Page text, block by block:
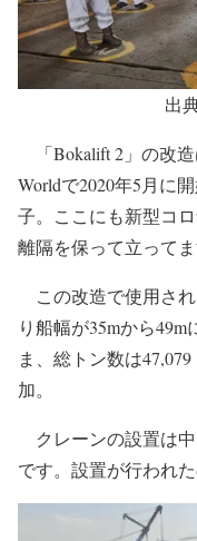
出
「Bokalift 2」の改
Worldで2020年5月に
子。ここにも新型コ
離隔を保って立ってま
この改造で使用され
り船幅が35mから
ま、総トン数は
加。
クレーンの設置は中
です。設置が行われ